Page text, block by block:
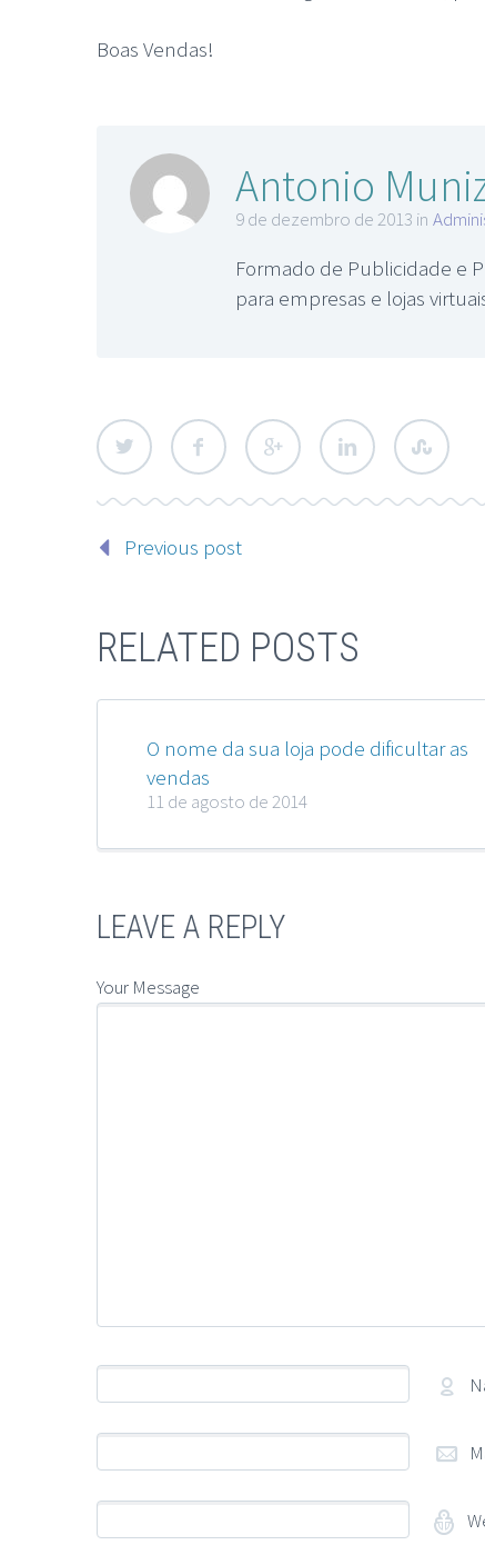
Boas Vendas!
Antonio
9 de dezembro de 2013 in
Formado de Publicidade e
para empresas e lojas
Previous post
RELATED POSTS
O nome da sua loja pode dificultar as
vendas
11 de agosto de 2014
LEAVE A REPLY
Your Message